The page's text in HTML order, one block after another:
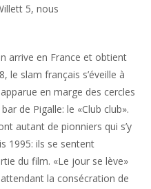
5, nous
arrive en France et obtient
le slam français s’éveille à
en marge des cercles
de Pigalle: le «Club club».
autant de pionniers qui s’y
1995: ils se sentent
du film. «Le jour se lève»
la consécration de